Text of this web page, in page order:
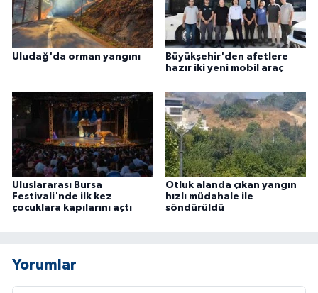
Uludağ'da orman yangını
Büyükşehir'den afetlere
hazır iki yeni mobil araç
Uluslararası Bursa
Festivali'nde ilk kez
çocuklara kapılarını açtı
Otluk alanda çıkan yangın
hızlı müdahale ile
söndürüldü
Yorumlar